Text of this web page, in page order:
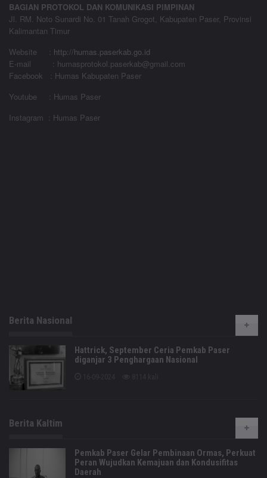
BAGIAN PROTOKOL DAN KOMUNIKASI PIMPINAN
Jl. RM. Noto Sunardi No. 01 Tanah Grogot, Kabupaten Paser, Provinsi
Kalimantan Timur
Website
: http://humas.paserkab.go.id
E-mail : humasprotokol.paserkab@gmail.com
Facebook : Humas Kabupaten Paser
Youtube : Humas Paser
Instagram : Humas Paser
Berita Nasional
Hattrick, September Ceria Pemkab Paser
diganjar 3 Penghargaan Nasional
Berita Kaltim
Pemkab Paser Gelar Pembinaan Ormas, Perkuat
Peran Wujudkan Kemajuan dan Kondusifitas
Daerah